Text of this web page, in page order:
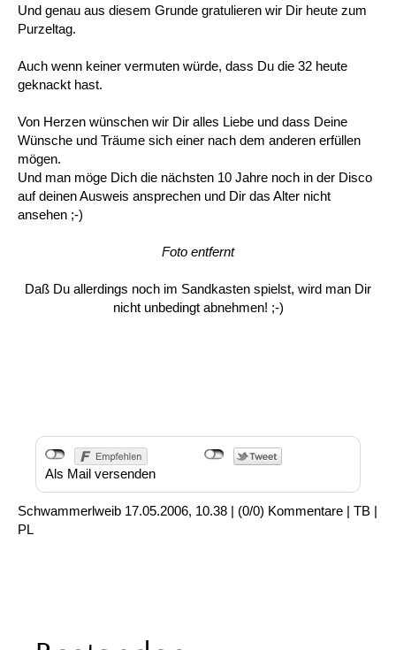
Und genau aus diesem Grunde gratulieren wir Dir heute zum
Purzeltag.
Auch wenn keiner vermuten würde, dass Du die 32 heute
geknackt hast.
Von Herzen wünschen wir Dir alles Liebe und dass Deine
Wünsche und Träume sich einer nach dem anderen erfüllen
mögen.
Und man möge Dich die nächsten 10 Jahre noch in der Disco
auf deinen Ausweis ansprechen und Dir das Alter nicht
ansehen ;-)
Foto entfernt
Daß Du allerdings noch im Sandkasten spielst, wird man Dir
nicht unbedingt abnehmen! ;-)
Als Mail versenden
Schwammerlweib 17.05.2006, 10.38 | (0/0) Kommentare | TB |
PL